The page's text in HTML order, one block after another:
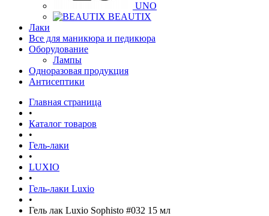
UNO
BEAUTIX
Лаки
Все для маникюра и педикюра
Оборудование
Лампы
Одноразовая продукция
Антисептики
Главная страница
•
Каталог товаров
•
Гель-лаки
•
LUXIO
•
Гель-лаки Luxio
•
Гель лак Luxio Sophisto #032 15 мл